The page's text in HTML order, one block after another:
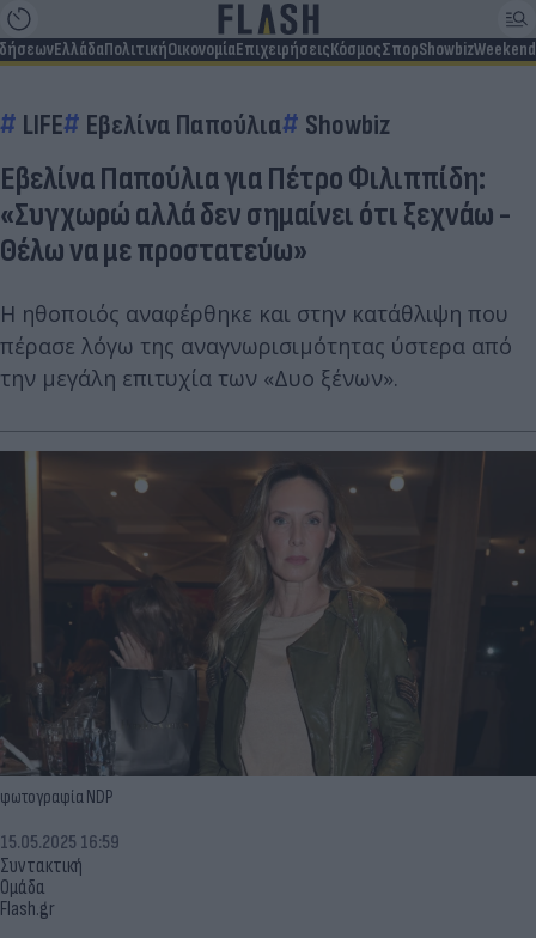
ΕλλάδαΠολιτικήΟικονομίαΕπιχειρήσειςΚόσμοςΣπορShowbizWeekend
LIFE Εβελίνα Παπούλια Showbiz
Εβελίνα Παπούλια για Πέτρο Φιλιππίδη:
«Συγχωρώ αλλά δεν σημαίνει ότι ξεχνάω -
Θέλω να με προστατεύω»
Η ηθοποιός αναφέρθηκε και στην κατάθλιψη που
πέρασε λόγω της αναγνωρισιμότητας ύστερα από
την μεγάλη επιτυχία των «Δυο ξένων».
φωτογραφία NDP
Συντακτική
Ομάδα
Flash.gr
15.05.2025 16:59